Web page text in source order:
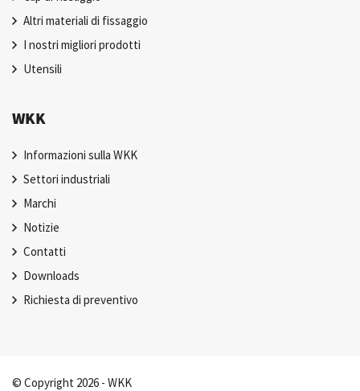
Altri materiali di fissaggio
I nostri migliori prodotti
Utensili
WKK
Informazioni sulla WKK
Settori industriali
Marchi
Notizie
Contatti
Downloads
Richiesta di preventivo
© Copyright 2026 - WKK